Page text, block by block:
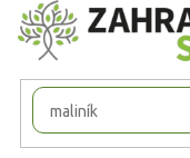
Přejít
na
obsah